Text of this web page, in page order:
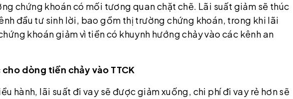
chứng khoán có mối tương quan chặt chẽ. Lãi suất giảm sẽ thúc
đầu tư sinh lời, bao gồm thị trường chứng khoán, trong khi lãi
khoán giảm vì tiền có khuynh hướng chảy vào các kênh an
dòng tiền chảy vào TTCK
hành, lãi suất đi vay sẽ được giảm xuống, chi phí đi vay rẻ hơn sẽ